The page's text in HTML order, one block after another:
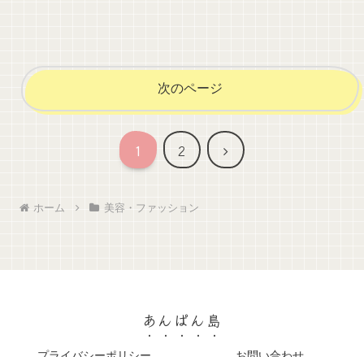
次のページ
1 2
次
ホーム 美容・ファッション
あんぱん島